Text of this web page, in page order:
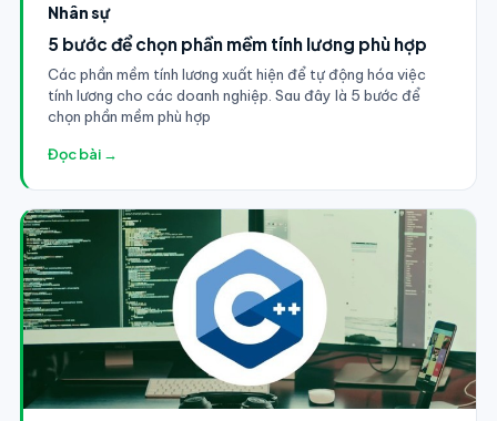
Nhân sự
5 bước để chọn phần mềm tính lương phù hợp
Các phần mềm tính lương xuất hiện để tự động hóa việc
tính lương cho các doanh nghiệp. Sau đây là 5 bước để
chọn phần mềm phù hợp
Đọc bài →